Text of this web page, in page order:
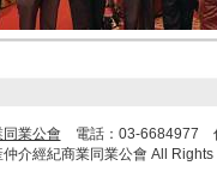
業公會 電話：03-6684977
介經紀商業同業公會 All Rights